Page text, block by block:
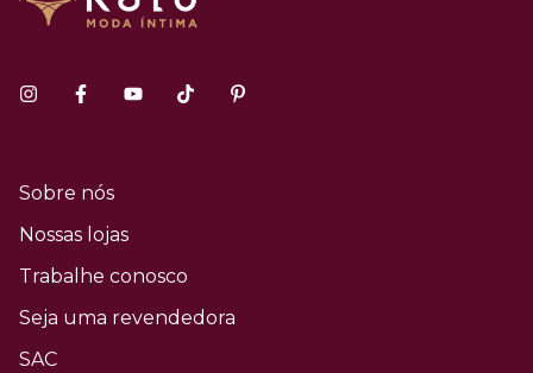
Sobre nós
Nossas lojas
Trabalhe conosco
Seja uma revendedora
SAC